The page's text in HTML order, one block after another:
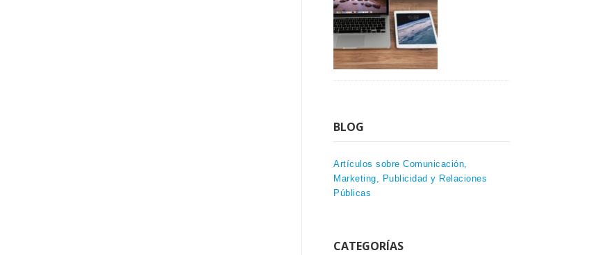
BLOG
Artículos sobre Comunicación,
Marketing, Publicidad y Relaciones
Públicas
CATEGORÍAS